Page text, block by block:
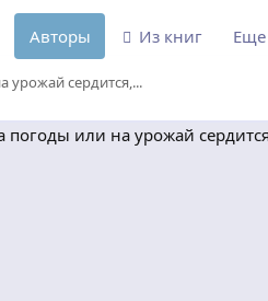
урожай сердится,...
Авторы Из книг